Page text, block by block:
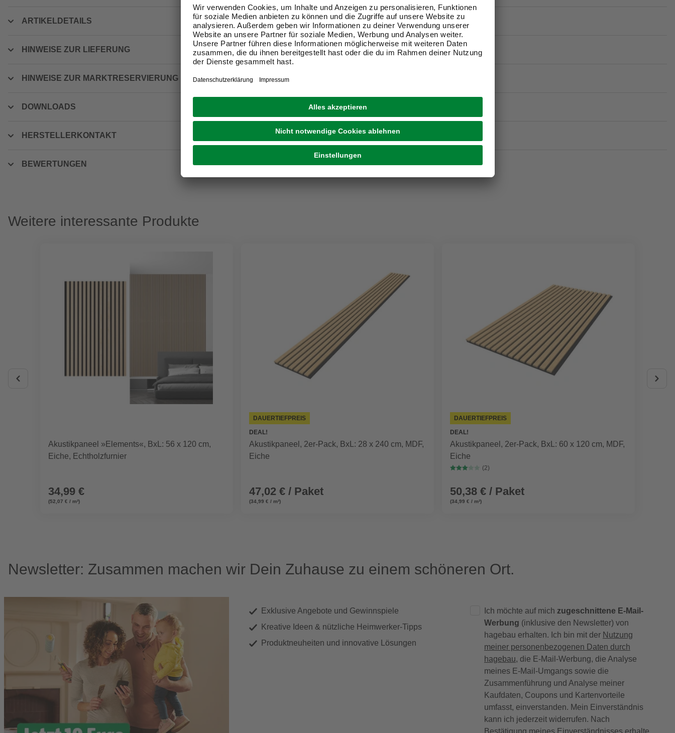
ARTIKELDETAILS
HINWEISE ZUR LIEFERUNG
HINWEISE ZUR MARKTRESERVIERUNG
DOWNLOADS
HERSTELLERKONTAKT
BEWERTUNGEN
Weitere interessante Produkte
Akustikpaneel »Elements«, BxL: 56 x 120 cm,
Eiche, Echtholzfurnier
34,99 €
(52,07 € / m²)
DAUERTIEFPREIS
DEAL!
Akustikpaneel, 2er-Pack, BxL: 28 x 240 cm, MDF,
Eiche
47,02 € / Paket
(34,99 € / m²)
DAUERTIEFPREIS
DEAL!
Akustikpaneel, 2er-Pack, BxL: 60 x 120 cm, MDF,
Eiche
(2)
50,38 € / Paket
(34,99 € / m²)
Newsletter: Zusammen machen wir Dein Zuhause zu einem schöneren Ort.
Exklusive Angebote und Gewinnspiele
Kreative Ideen & nützliche Heimwerker-Tipps
Produktneuheiten und innovative Lösungen
Ich möchte auf mich zugeschnittene E-Mail-
Werbung (inklusive den Newsletter) von
hagebau erhalten. Ich bin mit der Nutzung
meiner personenbezogenen Daten durch
hagebau, die E-Mail-Werbung, die Analyse
meines E-Mail-Umgangs sowie die
Zusammenführung und Analyse meiner
Kaufdaten, Coupons und Kartenvorteile
umfasst, einverstanden. Mein Einverständnis
kann ich jederzeit widerrufen. Nach